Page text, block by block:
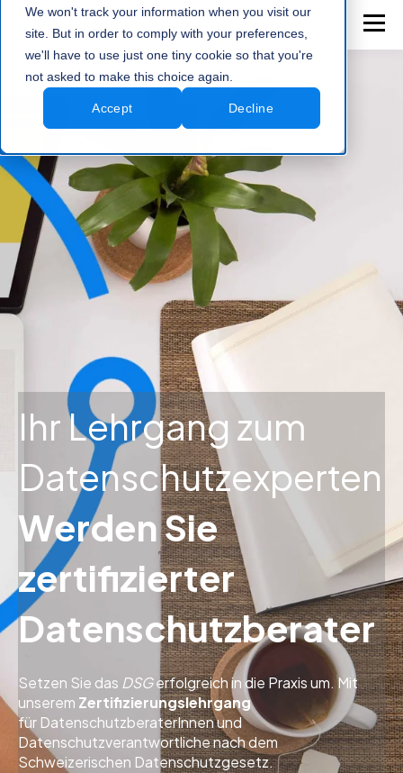
We won't track your information when you visit our
site. But in order to comply with your preferences,
we'll have to use just one tiny cookie so that you're
not asked to make this choice again.
Accept Decline
Ihr Lehrgang zum
Datenschutzexperten
Werden Sie
zertifizierter
Datenschutzberater
Setzen Sie das DSGerfolgreich in die Praxis um. Mit
unserem Zertifizierungslehrgang
für DatenschutzberaterInnen und
Datenschutzverantwortliche nach dem
Schweizerischen Datenschutzgesetz.